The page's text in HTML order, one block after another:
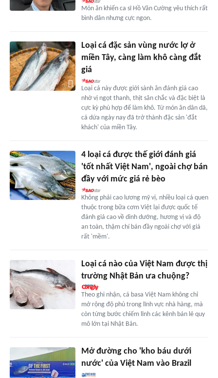
Món ăn khiến ca sĩ Hồ Văn Cường yêu thích rất
bình dân nhưng cực ngon.
Loại cá đặc sản vùng nước lợ ở
miền Tây, càng làm khô càng đắt
giá
Loại cá này được giới sành ăn đánh giá cao
nhờ vị ngọt thanh, thịt săn chắc và đặc biệt là
cực kỳ phù hợp để làm khô. Từ món ăn dân dã,
cá dứa ngày nay đã trở thành đặc sản 'đắt
khách' của miền Tây.
4 loại cá được thế giới đánh giá
'tốt nhất Việt Nam', ngoài chợ bán
đầy với mức giá rẻ bèo
Không phải cao lương mỹ vị, nhiều loại cá quen
thuộc trong bữa cơm Việt lại được quốc tế
đánh giá cao về dinh dưỡng, hương vị và độ
an toàn, thậm chí bán đầy ngoài chợ với giá
rất 'mềm'.
Loại cá nào của Việt Nam được thị
trường Nhật Bản ưa chuộng?
Theo ghi nhận, cá basa Việt Nam không chỉ
mở rộng độ phủ trong lĩnh vực nhà hàng, mà
còn từng bước chiếm lĩnh các kênh bán lẻ quy
mô lớn tại Nhật Bản.
Mở đường cho 'kho báu dưới
nước' của Việt Nam vào Brazil